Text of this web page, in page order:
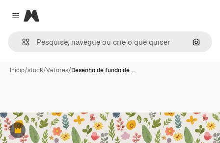
Close menu
Magnific
Início/stock/Vetores/Desenho de fundo de …
Premium